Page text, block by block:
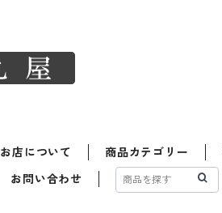
お店について 商品カテゴリー
お問い合わせ